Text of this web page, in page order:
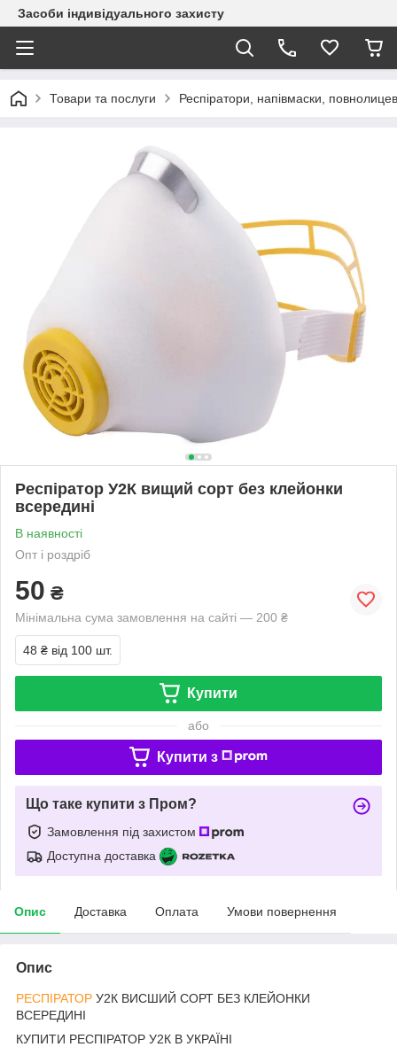
Засоби індивідуального захисту
Товари та послуги Респіратори, напівмаски,
Респіратор У2К вищий сорт без клейонки
всередині
В наявності
Опт і роздріб
50 ₴
Мінімальна сума замовлення на сайті — 200 ₴
48 ₴ від 100 шт.
Купити
або
Купити з
Що таке купити з Пром?
Замовлення під захистом
Доступна доставка
Опис Доставка Оплата Умови повернення
Опис
РЕСПІРАТОР У2К ВИСШИЙ СОРТ БЕЗ КЛЕЙОНКИ
ВСЕРЕДИНІ
КУПИТИ РЕСПІРАТОР У2К В УКРАЇНІ